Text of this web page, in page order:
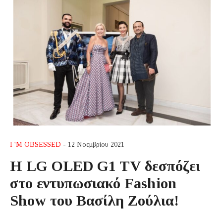
I 'M OBSESSED - 12 Νοεμβρίου 2021
Η LG OLED G1 TV δεσπόζει
στο εντυπωσιακό Fashion
Show του Bασίλη Ζούλια!